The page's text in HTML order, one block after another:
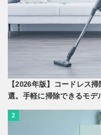
【2026年版】コードレス
選。手軽に掃除できるモデ
2